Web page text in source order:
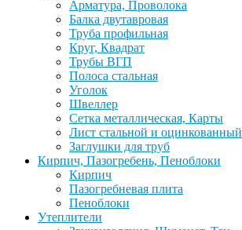
Арматура, Проволока
Балка двутавровая
Труба профильная
Круг, Квадрат
Трубы ВГП
Полоса стальная
Уголок
Швеллер
Сетка металлическая, Карты
Лист стальной и оцинкованный
Заглушки для труб
Кирпич, Пазогребень, Пеноблоки
Кирпич
Пазогребневая плита
Пеноблоки
Утеплители